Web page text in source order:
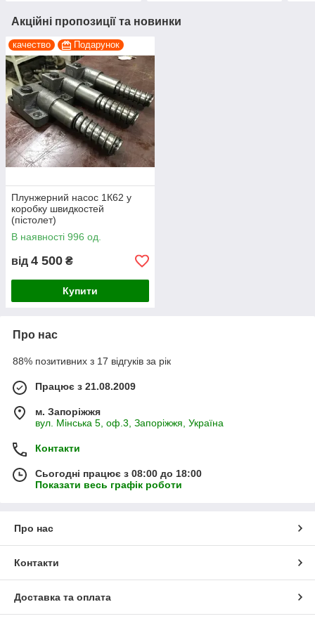
Акційні пропозиції та новинки
качество Подарунок
Плунжерний насос 1К62 у
коробку швидкостей
(пістолет)
В наявності 996 од.
від 4 500 ₴
Купити
Про нас
88% позитивних з 17 відгуків за рік
Працює з 21.08.2009
м. Запоріжжя
вул. Мінська 5, оф.3, Запоріжжя, Україна
Контакти
Сьогодні працює з 08:00 до 18:00
Показати весь графік роботи
Про нас
Контакти
Доставка та оплата